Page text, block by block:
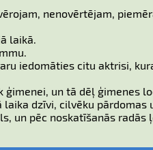
nenovērtējam,
laikā.
iedomāties citu aktrisi,
un tā dēļ ģimenes
dzīvi, cilvēku pārdomas
un pēc noskatīšanās radās